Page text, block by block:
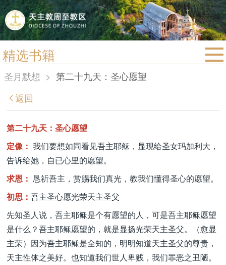
精选书籍
首页
宗教法规
教区简介
信仰文萃
教会圣月
圣月默想 > 第二十九天：圣心愿望
返回
第二十九天：圣心愿望
定像： 我们要想如同看见吾主耶稣，显现给圣女玛加利大，
告诉给她，自已心里的愿望。
求恩： 恳祈吾主，赏赐我们真光，教我们懂得圣心的愿望。
初思： 吾主圣心愿光荣天主圣父
先知圣人说，吾主耶稣是个有愿望的人，可是吾主耶稣愿望
是什么？吾主耶稣愿望的，就是显扬光荣天主圣父。（愈显
主荣）因为吾主耶稣是全知的，明明知道天主圣父的尊贵，
天主性体之美好。也知道我们世人卑贱，我们罪恶之丑陋。